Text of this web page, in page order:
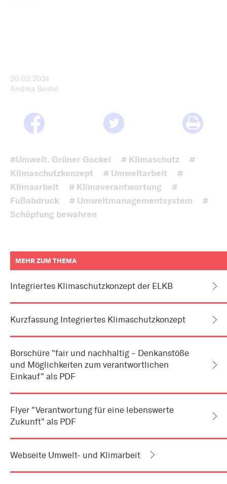
20.02.2024
Andrea Seidel
#Umwelt. Grüner Gockel # Klimaschutz
#
Klimaschutzkonzept
# Umweltarbeit
#
Klimaarbeit
# Klimaverantwortung
#
Fußabdruck
# Umweltmanagementsystem
#
Schöpfung bewahren
MEHR ZUM THEMA
zum
als
oder
Integriertes Klimaschutzkonzept der ELKB
Kurzfassung Integriertes Klimaschutzkonzept
Borschüre "fair und nachhaltig – Denkanstöße
und Möglichkeiten zum verantwortlichen
Einkauf" als PDF
Flyer "Verantwortung für eine lebenswerte
Zukunft" als PDF
Webseite Umwelt- und Klimarbeit